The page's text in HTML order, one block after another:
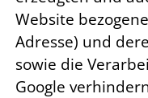
Website
Adresse) und
sowie die
Google